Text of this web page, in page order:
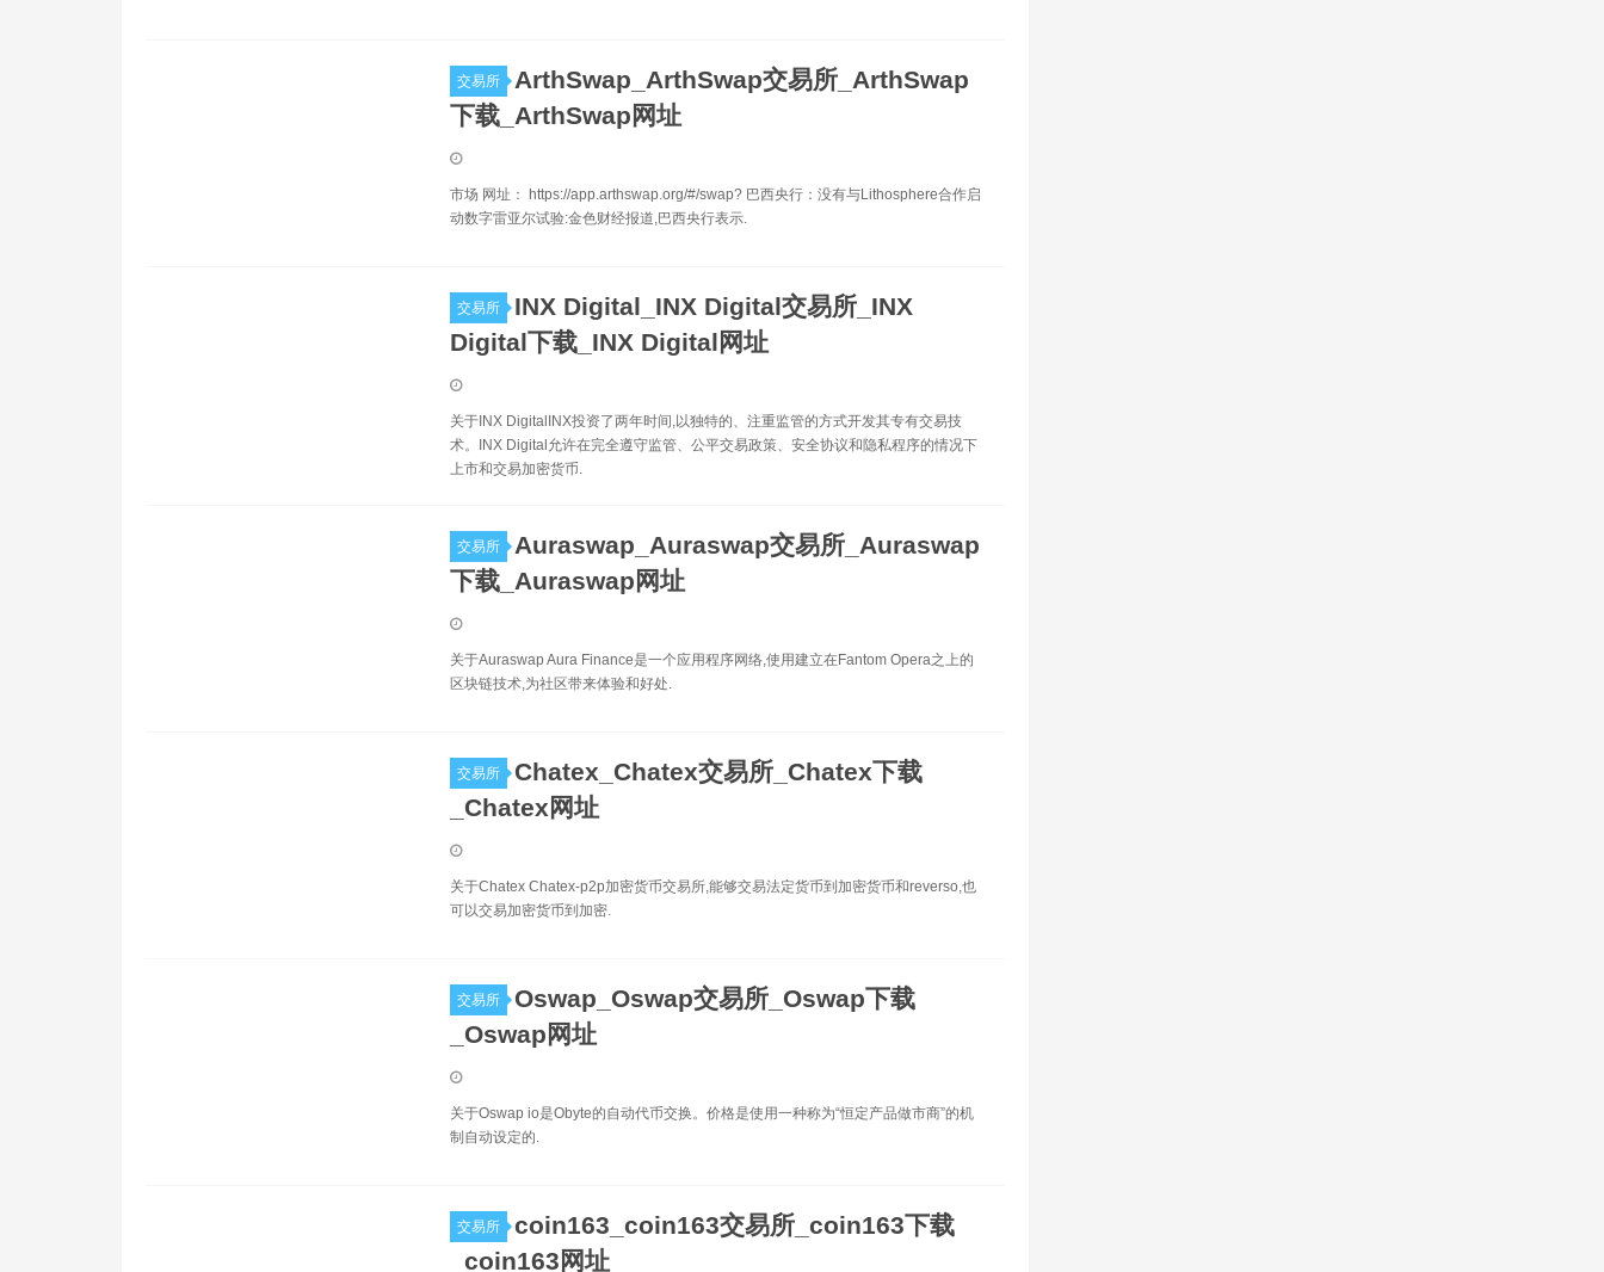
交易所
ArthSwap_ArthSwap交易所_ArthSwap
下载_ArthSwap网址
市场 网址： https://app.arthswap.org/#/swap? 巴西央行：没有与Lithosphere合作启
动数字雷亚尔试验:金色财经报道,巴西央行表示.
交易所
INX Digital_INX Digital交易所_INX
Digital下载_INX Digital网址
关于INX DigitalINX投资了两年时间,以独特的、注重监管的方式开发其专有交易技
术。INX Digital允许在完全遵守监管、公平交易政策、安全协议和隐私程序的情况下
上市和交易加密货币.
交易所
Auraswap_Auraswap交易所_Auraswap
下载_Auraswap网址
关于Auraswap Aura Finance是一个应用程序网络,使用建立在Fantom Opera之上的
区块链技术,为社区带来体验和好处.
交易所
Chatex_Chatex交易所_Chatex下载
_Chatex网址
关于Chatex Chatex-p2p加密货币交易所,能够交易法定货币到加密货币和reverso,也
可以交易加密货币到加密.
交易所
Oswap_Oswap交易所_Oswap下载
_Oswap网址
关于Oswap io是Obyte的自动代币交换。价格是使用一种称为“恒定产品做市商”的机
制自动设定的.
交易所
coin163_coin163交易所_coin163下载
_coin163网址